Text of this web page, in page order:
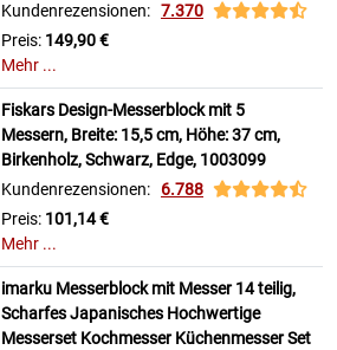
Kundenrezensionen: 7.370
Preis: 149,90 €
Mehr ...
Fiskars Design-Messerblock mit 5
Messern, Breite: 15,5 cm, Höhe: 37 cm,
Birkenholz, Schwarz, Edge, 1003099
Kundenrezensionen: 6.788
Preis: 101,14 €
Mehr ...
imarku Messerblock mit Messer 14 teilig,
Scharfes Japanisches Hochwertige
Messerset Kochmesser Küchenmesser Set